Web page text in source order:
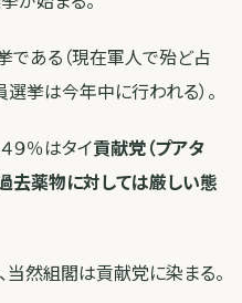
である（現在軍人で殆ど占
挙は今年中に行われる）。
９％はタイ貢献党（プアタ
去薬物に対しては厳しい態
当然組閣は貢献党に染まる。